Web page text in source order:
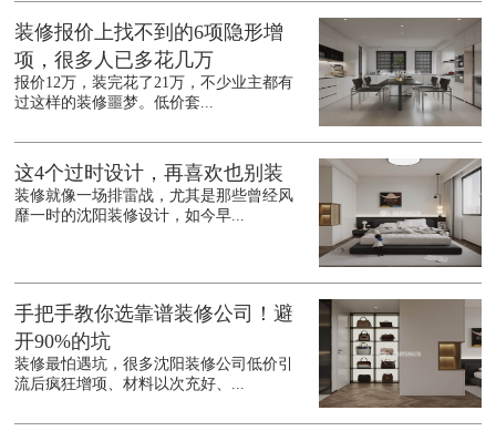
装修报价上找不到的6项隐形增
项，很多人已多花几万
报价12万，装完花了21万，不少业主都有
过这样的装修噩梦。低价套...
这4个过时设计，再喜欢也别装
装修就像一场排雷战，尤其是那些曾经风
靡一时的沈阳装修设计，如今早...
手把手教你选靠谱装修公司！避
开90%的坑
装修最怕遇坑，很多沈阳装修公司低价引
流后疯狂增项、材料以次充好、...